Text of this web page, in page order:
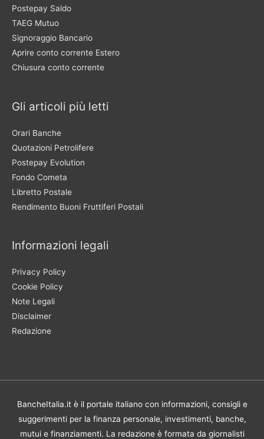
Postepay Saldo
TAEG Mutuo
Signoraggio Bancario
Aprire conto corrente Estero
Chiusura conto corrente
Gli articoli più letti
Orari Banche
Quotazioni Petrolifere
Postepay Evolution
Fondo Cometa
Libretto Postale
Rendimento Buoni Fruttiferi Postali
Informazioni legali
Privacy Policy
Cookie Policy
Note Legali
Disclaimer
Redazione
BancheItalia.it è il portale italiano con informazioni, consigli e
suggerimenti per la finanza personale, investimenti, banche,
mutui e finanziamenti. La redazione è formata da giornalisti